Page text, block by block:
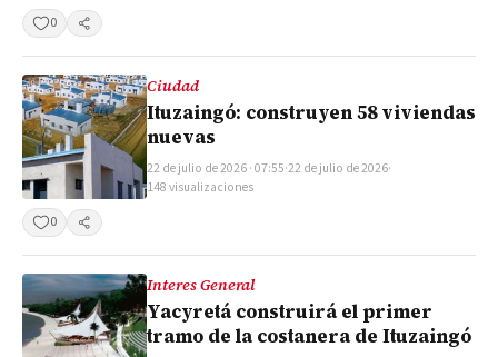
0
Compartir
Ciudad
Ituzaingó: construyen 58 viviendas
nuevas
22 de julio de 2026 · 07:55·22 de julio de 2026·
148 visualizaciones
0
Compartir
Interes General
Yacyretá construirá el primer
tramo de la costanera de Ituzaingó